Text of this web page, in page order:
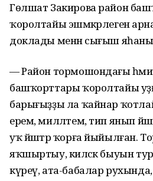
Гөлшат Закирова район
ҡоролтайы эшмәкәрлегенә
доклады менән сығыш
— Район тормошондағы
башҡорттары ҡоролтайы
барығыҙҙы ла ҡайнар
ерем, милләтем, тип янып
уҡ йәштәр ҡорға йыйылған.
яҡшыртыу, киләсәк быуын
күреү, ата-бабалар